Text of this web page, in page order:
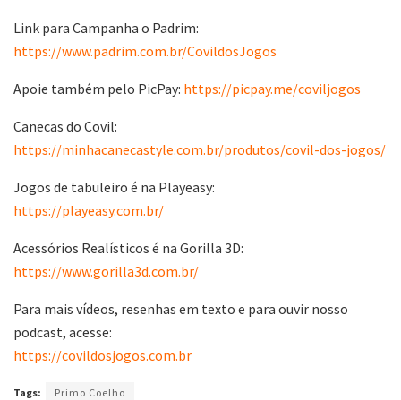
Link para Campanha o Padrim:
https://www.padrim.com.br/CovildosJogos
Apoie também pelo PicPay: https://picpay.me/coviljogos
Canecas do Covil:
https://minhacanecastyle.com.br/produtos/covil-dos-jogos/
Jogos de tabuleiro é na Playeasy:
https://playeasy.com.br/
Acessórios Realísticos é na Gorilla 3D:
https://www.gorilla3d.com.br/
Para mais vídeos, resenhas em texto e para ouvir nosso
podcast, acesse:
https://covildosjogos.com.br
Tags: Primo Coelho